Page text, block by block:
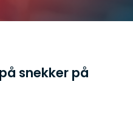
snekker på